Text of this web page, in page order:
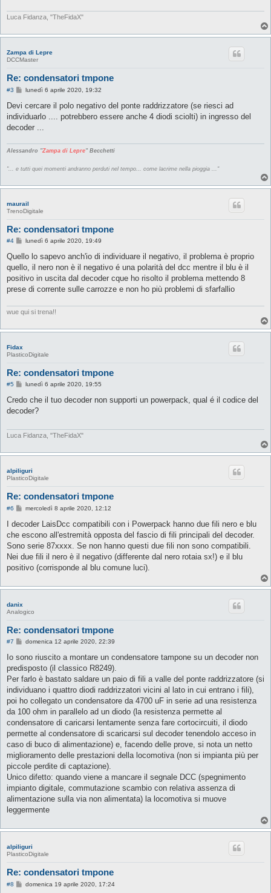
Luca Fidanza, "TheFidaX"
Zampa di Lepre
DCCMaster
Re: condensatori tmpone
#3
M
s
a
g
lunedì 6 aprile 2020, 19:32
Devi cercare il polo negativo del ponte raddrizzatore (se riesci ad
individuarlo .... potrebbero essere anche 4 diodi sciolti) in ingresso del
decoder ...
Alessandro "Zampa di Lepre" Becchetti
"... e tutti quei momenti andranno perduti nel tempo... come lacrime nella pioggia ..."
maurail
TrenoDigitale
Re: condensatori tmpone
#4
M
s
a
g
i
lunedì 6 aprile 2020, 19:49
Quello lo sapevo anch'io di individuare il negativo, il problema è proprio
quello, il nero non è il negativo é una polarità del dcc mentre il blu è il
positivo in uscita dal decoder cque ho risolto il problema mettendo 8
prese di corrente sulle carrozze e non ho più problemi di sfarfallio
wue qui si trena!!
Fidax
PlasticoDigitale
Re: condensatori tmpone
#5
M
s
a
i
lunedì 6 aprile 2020, 19:55
Credo che il tuo decoder non supporti un powerpack, qual é il codice del
decoder?
Luca Fidanza, "TheFidaX"
alpiliguri
PlasticoDigitale
Re: condensatori tmpone
#6
M
s
a
g
i
o
mercoledì 8 aprile 2020, 12:12
I decoder LaisDcc compatibili con i Powerpack hanno due fili nero e blu
che escono all'estremità opposta del fascio di fili principali del decoder.
Sono serie 87xxxx. Se non hanno questi due fili non sono compatibili.
Nei due fili il nero è il negativo (differente dal nero rotaia sx!) e il blu
positivo (corrisponde al blu comune luci).
danix
Analogico
Re: condensatori tmpone
#7
M
s
a
g
i
o
domenica 12 aprile 2020, 22:39
Io sono riuscito a montare un condensatore tampone su un decoder non
predisposto (il classico R8249).
Per farlo è bastato saldare un paio di fili a valle del ponte raddrizzatore (si
individuano i quattro diodi raddrizzatori vicini al lato in cui entrano i fili),
poi ho collegato un condensatore da 4700 uF in serie ad una resistenza
da 100 ohm in parallelo ad un diodo (la resistenza permette al
condensatore di caricarsi lentamente senza fare cortocircuiti, il diodo
permette al condensatore di scaricarsi sul decoder tenendolo acceso in
caso di buco di alimentazione) e, facendo delle prove, si nota un netto
miglioramento delle prestazioni della locomotiva (non si impianta più per
piccole perdite di captazione).
Unico difetto: quando viene a mancare il segnale DCC (spegnimento
impianto digitale, commutazione scambio con relativa assenza di
alimentazione sulla via non alimentata) la locomotiva si muove
leggermente
alpiliguri
PlasticoDigitale
Re: condensatori tmpone
#8
Mdomenica 19 aprile 2020, 17:24